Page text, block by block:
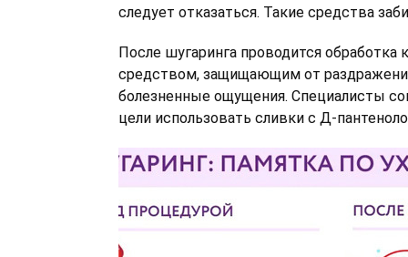
следует отказаться. Такие средства
После шугаринга проводится обработка
средством, защищающим от
болезненные ощущения. Специалисты
цели использовать сливки с Д-